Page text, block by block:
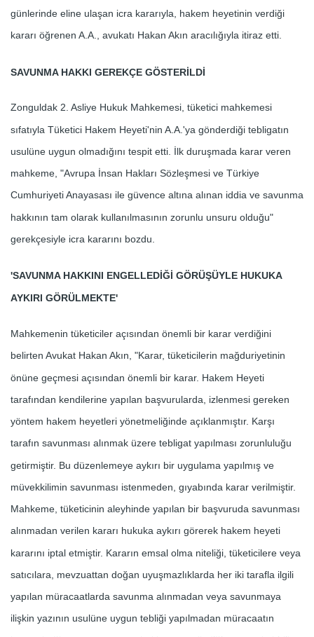
günlerinde eline ulaşan icra kararıyla, hakem heyetinin verdiği
kararı öğrenen A.A., avukatı Hakan Akın aracılığıyla itiraz etti.
SAVUNMA HAKKI GEREKÇE GÖSTERİLDİ
Zonguldak 2. Asliye Hukuk Mahkemesi, tüketici mahkemesi
sıfatıyla Tüketici Hakem Heyeti'nin A.A.'ya gönderdiği tebligatın
usulüne uygun olmadığını tespit etti. İlk duruşmada karar veren
mahkeme, "Avrupa İnsan Hakları Sözleşmesi ve Türkiye
Cumhuriyeti Anayasası ile güvence altına alınan iddia ve savunma
hakkının tam olarak kullanılmasının zorunlu unsuru olduğu"
gerekçesiyle icra kararını bozdu.
'SAVUNMA HAKKINI ENGELLEDİĞİ GÖRÜŞÜYLE HUKUKA
AYKIRI GÖRÜLMEKTE'
Mahkemenin tüketiciler açısından önemli bir karar verdiğini
belirten Avukat Hakan Akın, "Karar, tüketicilerin mağduriyetinin
önüne geçmesi açısından önemli bir karar. Hakem Heyeti
tarafından kendilerine yapılan başvurularda, izlenmesi gereken
yöntem hakem heyetleri yönetmeliğinde açıklanmıştır. Karşı
tarafın savunması alınmak üzere tebligat yapılması zorunluluğu
getirmiştir. Bu düzenlemeye aykırı bir uygulama yapılmış ve
müvekkilimin savunması istenmeden, gıyabında karar verilmiştir.
Mahkeme, tüketicinin aleyhinde yapılan bir başvuruda savunması
alınmadan verilen kararı hukuka aykırı görerek hakem heyeti
kararını iptal etmiştir. Kararın emsal olma niteliği, tüketicilere veya
satıcılara, mevzuattan doğan uyuşmazlıklarda her iki tarafla ilgili
yapılan müracaatlarda savunma alınmadan veya savunmaya
ilişkin yazının usulüne uygun tebliği yapılmadan müracaatın